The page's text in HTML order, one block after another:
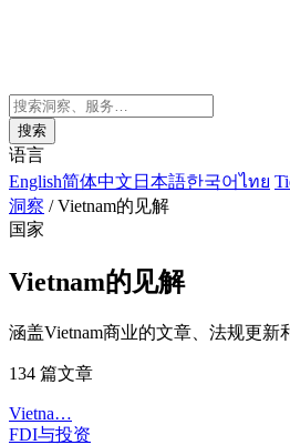
搜索
语言
English简体中文 日本語한국어ไทย
洞察 / Vietnam的见解
国家
Vietnam的见解
涵盖Vietnam商业的文章、法规更新
134 篇文章
Vietna…
FDI与投资